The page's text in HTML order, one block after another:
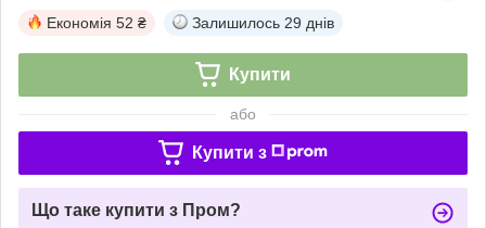
Економія 52 ₴ Залишилось 29 днів
Купити
або
Купити з
Що таке купити з Пром?